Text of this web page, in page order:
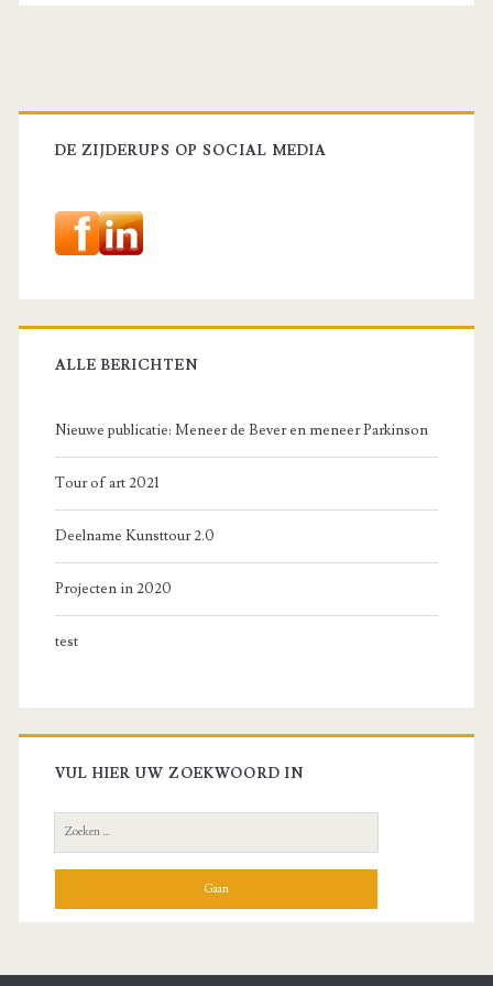
Primaire
sidebar
DE ZIJDERUPS OP SOCIAL MEDIA
ALLE BERICHTEN
Nieuwe publicatie: Meneer de Bever en meneer Parkinson
Tour of art 2021
Deelname Kunsttour 2.0
Projecten in 2020
test
VUL HIER UW ZOEKWOORD IN
Zoek
naar: